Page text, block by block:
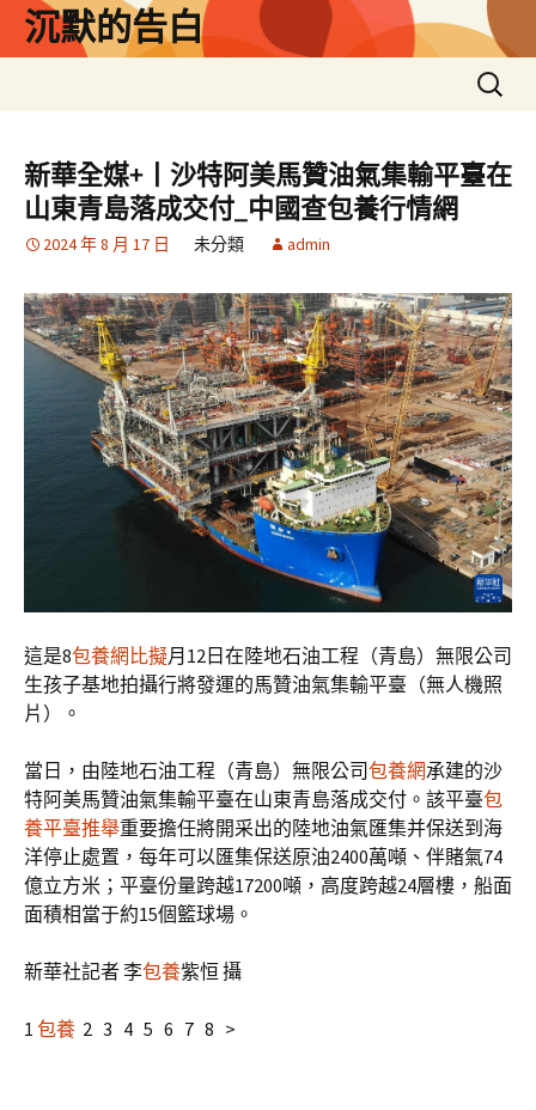
沉默的告白
搜
尋
鍵
字:
新華全媒+丨沙特阿美馬贊油氣集輸平臺在
山東青島落成交付_中國查包養行情網
2024 年 8 月 17 日 未分類 admin
這是8包養網比擬月12日在陸地石油工程（青島）無限公司
生孩子基地拍攝行將發運的馬贊油氣集輸平臺（無人機照
片）。
當日，由陸地石油工程（青島）無限公司包養網承建的沙
特阿美馬贊油氣集輸平臺在山東青島落成交付。該平臺包
養平臺推舉重要擔任將開采出的陸地油氣匯集并保送到海
洋停止處置，每年可以匯集保送原油2400萬噸、伴賭氣74
億立方米；平臺份量跨越17200噸，高度跨越24層樓，船面
面積相當于約15個籃球場。
新華社記者 李包養紫恒 攝
1 包養 2 3 4 5 6 7 8 >